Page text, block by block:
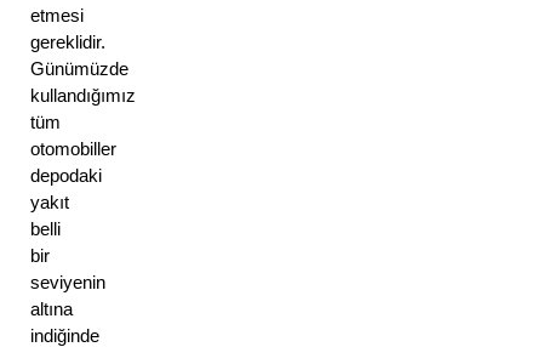
etmesi
gereklidir.
Günümüzde
kullandığımız
tüm
otomobiller
depodaki
yakıt
belli
bir
seviyenin
altına
indiğinde